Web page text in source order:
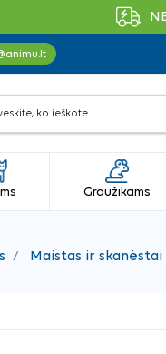
Graužikams
Maistas ir skanėstai